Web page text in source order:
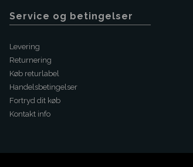
Service og betingelser
Levering
Returnering
Køb returlabel
Handelsbetingelser
Fortryd dit køb
Kontakt info